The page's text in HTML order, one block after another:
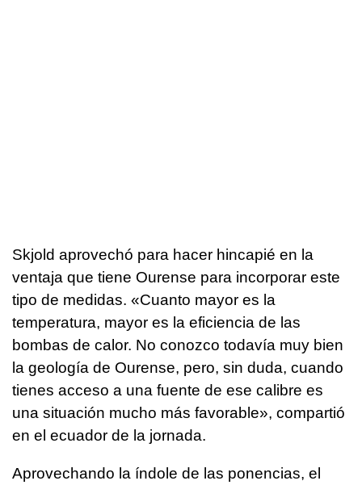
Skjold aprovechó para hacer hincapié en la
ventaja que tiene Ourense para incorporar este
tipo de medidas. «Cuanto mayor es la
temperatura, mayor es la eficiencia de las
bombas de calor. No conozco todavía muy bien
la geología de Ourense, pero, sin duda, cuando
tienes acceso a una fuente de ese calibre es
una situación mucho más favorable», compartió
en el ecuador de la jornada.
Aprovechando la índole de las ponencias, el